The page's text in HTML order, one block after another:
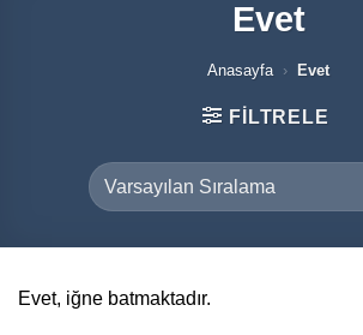
Evet
Anasayfa › Evet
FILTRELE
Evet, iğne batmaktadır.